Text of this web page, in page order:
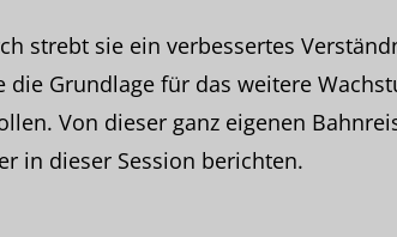
strebt sie ein verbessertes
die Grundlage für das weitere
Von dieser ganz eigenen
in dieser Session berichten.